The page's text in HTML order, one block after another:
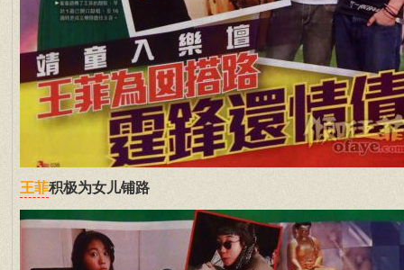
王菲积极为女儿铺路